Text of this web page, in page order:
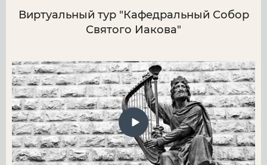
Виртуальный тур "Кафедральный Собор
Святого Иакова"